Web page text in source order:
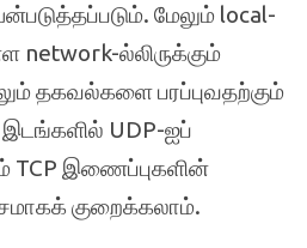
மேலும் local-
ல்லிருக்கும்
தகவல்களை பரப்புவதற்கும்
UDP-ஐப்
TCP இணைப்புகளின்
குறைக்கலாம்.